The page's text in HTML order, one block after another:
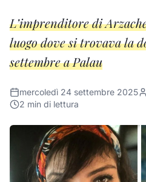
L’imprenditore di
luogo dove si trovava la
settembre a Palau
mercoledì 24 settembre 2025
2 min di lettura